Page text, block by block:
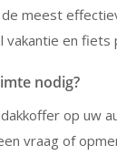
meest
vakantie en fiets
nodig?
op uw
vraag of